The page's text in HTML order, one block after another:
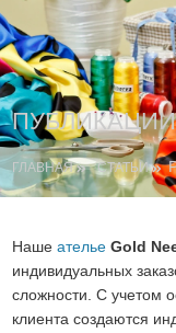
ПУБЛИКАЦИИ
ГЛАВНАЯ СТАТЬИ
Нашеателье Gold
индивидуальных
сложности. С учетом
клиента создаются